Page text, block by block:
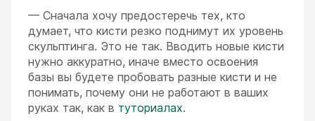
ESC
— Сначала хочу предостеречь тех, кто
думает, что кисти резко поднимут их уровень
скульптинга. Это не так. Вводить новые кисти
нужно аккуратно, иначе вместо освоения
базы вы будете пробовать разные кисти и не
понимать, почему они не работают в ваших
руках так, как в туториалах.